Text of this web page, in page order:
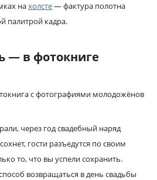
нахолсте— фактура полотна
палитрой кадра.
— в фотокниге
через год свадебный наряд
гости разъедутся по своим
то, что вы успели сохранить.
возвращаться в день свадьбы